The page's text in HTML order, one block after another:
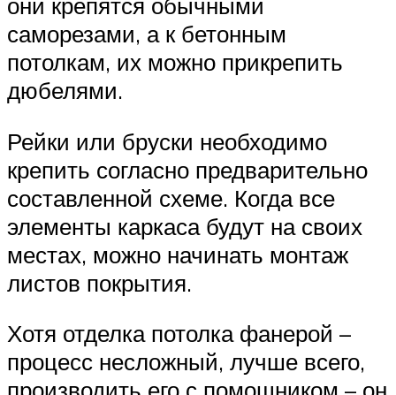
саморезами, а к бетонным
потолкам, их можно прикрепить
дюбелями.
Рейки или бруски необходимо
крепить согласно предварительно
составленной схеме. Когда все
элементы каркаса будут на своих
местах, можно начинать монтаж
листов покрытия.
Хотя отделка потолка фанерой –
процесс несложный, лучше всего,